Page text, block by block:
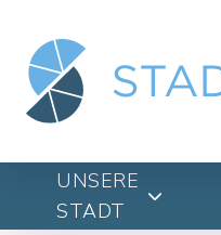
UNSERE
STADT